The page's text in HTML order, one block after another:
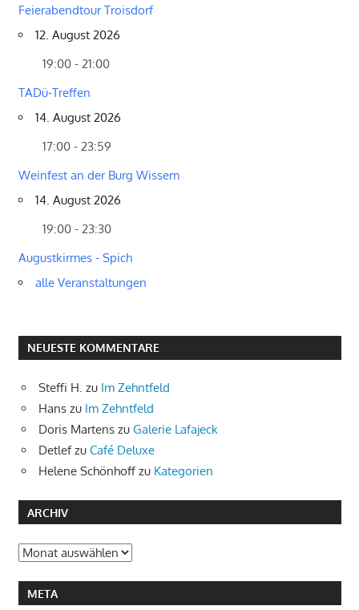
Feierabendtour Troisdorf
12. August 2026
19:00 - 21:00
TADü-Treffen
14. August 2026
17:00 - 23:59
Weinfest an der Burg Wissem
14. August 2026
19:00 - 23:30
Augustkirmes - Spich
alle Veranstaltungen
NEUESTE KOMMENTARE
Steffi H. zu Im Zehntfeld
Hans zu Im Zehntfeld
Doris Martens zu Galerie Lafajeck
Detlefzu Café Deluxe
Helene Schönhoff zu Kategorien
ARCHIV
Archiv
META